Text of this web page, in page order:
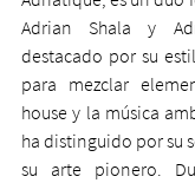
Adrian Shala y
destacado por su
para mezclar
house y la música
ha distinguido por su
su arte pionero.